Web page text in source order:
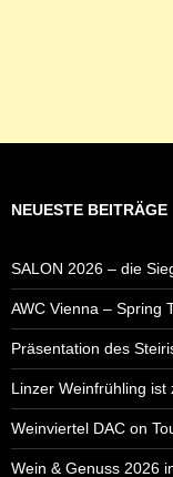
NEUESTE BEITRÄGE
SALON 2026 – die
AWC Vienna – Spring
Präsentation des
Linzer Weinfrühling ist
Weinviertel DAC on
Wein & Genuss 2026